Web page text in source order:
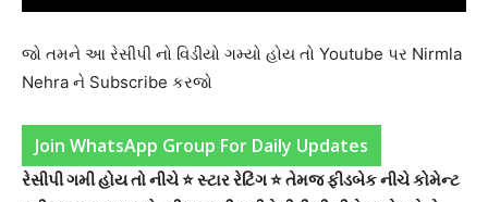
જો તમને આ રેસીપી નો વિડીયો ગમ્યો હોય તો Youtube પર Nirmla
Nehra ને Subscribe કરજો
Join WhatsApp Group For Daily Updates
રેસીપી ગમી હોય તો નીચે ⭐ સ્ટાર રેટિંગ ⭐ તેમજ ફીડબેક નીચે કોમેન્ટ